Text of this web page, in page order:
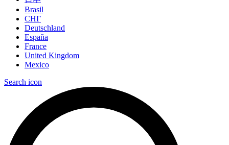
Brasil
СНГ
Deutschland
España
France
United Kingdom
Mexico
Search icon